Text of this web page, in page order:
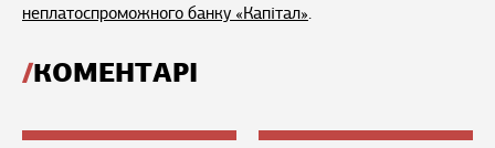
неплатоспроможного банку «Капітал».
КОМЕНТАРІ